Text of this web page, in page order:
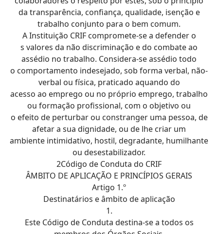
da transparência, confiança, qualidade, isenção e
trabalho conjunto para o bem comum.
A Instituição CRIF compromete-se a defender o
s valores da não discriminação e do combate ao
assédio no trabalho. Considera-se assédio todo
o comportamento indesejado, sob forma verbal, não-
verbal ou física, praticado aquando do
acesso ao emprego ou no próprio emprego, trabalho
ou formação profissional, com o objetivo ou
o efeito de perturbar ou constranger uma pessoa, de
afetar a sua dignidade, ou de lhe criar um
ambiente intimidativo, hostil, degradante, humilhante
ou desestabilizador.
2Código de Conduta do CRIF
ÂMBITO DE APLICAÇÃO E PRINCÍPIOS GERAIS
Artigo 1.º
Destinatários e âmbito de aplicação
1.
Este Código de Conduta destina-se a todos os